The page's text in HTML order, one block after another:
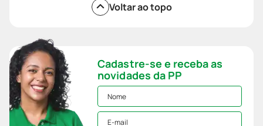
Voltar ao topo
Cadastre-se e receba as
novidades da PP